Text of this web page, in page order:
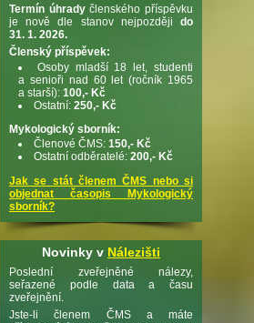
Termín úhradyčlenského příspěvku
je nově dle stanov nejpozději do
31. 1. 2026.
Členský příspěvek:
Osoby mladší 18 let, studenti
a senioři nad 60 let (ročník 1965
a starší): 100,- Kč
Ostatní: 250,- Kč
Mykologický sborník:
Členové ČMS: 150,- Kč
Ostatní odběratelé: 200,- Kč
Jak se stát členem ČMS nebo si
objednat časopis Mykologický
sborník?
Novinky v Nálezišti
Poslední zveřejněné nálezy,
seřazené podle data a času
zveřejnění.
Jste-li členem ČMS a máte